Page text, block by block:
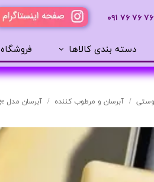
٠٩١
دسته بندی کالاها
آرایشی
پنکک
رژ لب
فروشگاه
آبرسان و مرطوب کننده آبرسان مدل Moisture Surge | نفوذ سریع، رطوبت ماندگار و شادابی پوست